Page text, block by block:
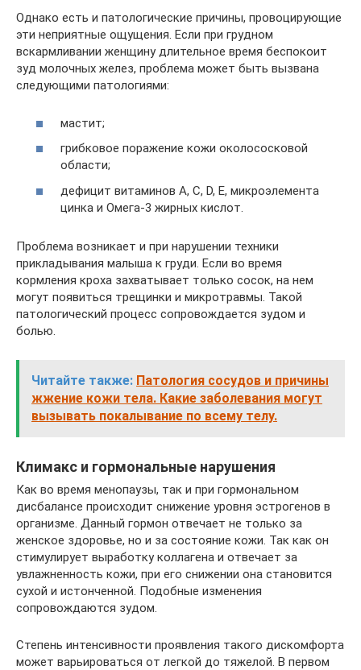
Однако есть и патологические причины, провоцирующие
эти неприятные ощущения. Если при грудном
вскармливании женщину длительное время беспокоит
зуд молочных желез, проблема может быть вызвана
следующими патологиями:
мастит;
грибковое поражение кожи околососковой
области;
дефицит витаминов A, C, D, E, микроэлемента
цинка и Омега-3 жирных кислот.
Проблема возникает и при нарушении техники
прикладывания малыша к груди. Если во время
кормления кроха захватывает только сосок, на нем
могут появиться трещинки и микротравмы. Такой
патологический процесс сопровождается зудом и
болью.
Читайте также: Патология сосудов и причины
жжение кожи тела. Какие заболевания могут
вызывать покалывание по всему телу.
Климакс и гормональные нарушения
Как во время менопаузы, так и при гормональном
дисбалансе происходит снижение уровня эстрогенов в
организме. Данный гормон отвечает не только за
женское здоровье, но и за состояние кожи. Так как он
стимулирует выработку коллагена и отвечает за
увлажненность кожи, при его снижении она становится
сухой и истонченной. Подобные изменения
сопровождаются зудом.
Степень интенсивности проявления такого дискомфорта
может варьироваться от легкой до тяжелой. В первом